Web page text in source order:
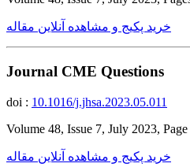
خرید پکیج و مشاهده آنلاین مقاله
Journal CME Questions
doi : 10.1016/j.jhsa.2023.05.011
Volume 48, Issue 7, July 2023,
خرید پکیج و مشاهده آنلاین مقاله